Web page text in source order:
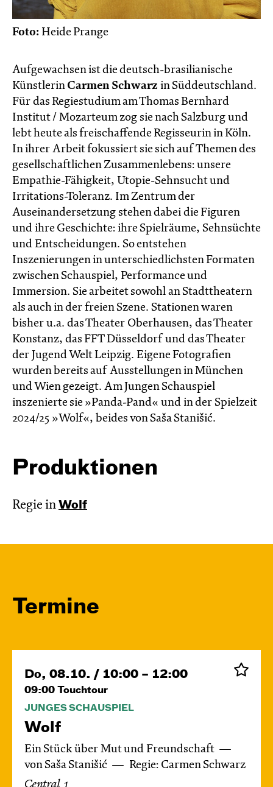
Foto: Heide Prange
Aufgewachsen ist die deutsch-brasilianische
Künstlerin Carmen Schwarz in Süddeutschland.
Für das Regiestudium am Thomas Bernhard
Institut / Mozarteum zog sie nach Salzburg und
lebt heute als freischaffende Regisseurin in Köln.
In ihrer Arbeit fokussiert sie sich auf Themen des
gesellschaftlichen Zusammenlebens: unsere
Empathie-Fähigkeit, Utopie-Sehnsucht und
Irritations-Toleranz. Im Zentrum der
Auseinandersetzung stehen dabei die Figuren
und ihre Geschichte: ihre Spielräume, Sehnsüchte
und Entscheidungen. So entstehen
Inszenierungen in unterschiedlichsten Formaten
zwischen Schauspiel, Performance und
Immersion. Sie arbeitet sowohl an Stadttheatern
als auch in der freien Szene. Stationen waren
bisher u.a. das Theater Oberhausen, das Theater
Konstanz, das FFT Düsseldorf und das Theater
der Jugend Welt Leipzig. Eigene Fotografien
wurden bereits auf Ausstellungen in München
und Wien gezeigt. Am Jungen Schauspiel
inszenierte sie »Panda-Pand« und in der Spielzeit
2024/25 »Wolf«, beides von Saša Stanišić.
Produktionen
Regie in Wolf
Termine
Do, 08.10. / 10:00 – 12:00
09:00 Touchtour
JUNGES SCHAUSPIEL
Wolf
Ein Stück über Mut und Freundschaft
von Saša Stanišić
Regie: Carmen Schwarz